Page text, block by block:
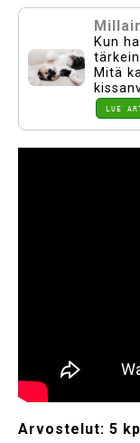
Kun
Mitä
LUE
Arvostelut: 5 kpl